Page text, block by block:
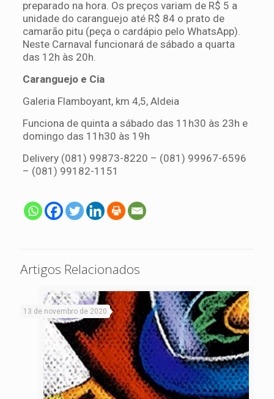
preparado na hora. Os preços variam de R$ 5 a
unidade do caranguejo até R$ 84 o prato de
camarão pitu (peça o cardápio pelo WhatsApp).
Neste Carnaval funcionará de sábado a quarta
das 12h às 20h.
Caranguejo e Cia
Galeria Flamboyant, km 4,5, Aldeia
Funciona de quinta a sábado das 11h30 às 23h e
domingo das 11h30 às 19h
Delivery (081) 99873-8220 – (081) 99967-6596
– (081) 99182-1151
Artigos Relacionados
13 de novembro de 2020